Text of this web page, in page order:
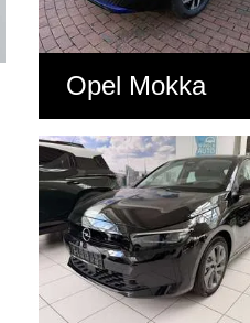
Opel Mokka